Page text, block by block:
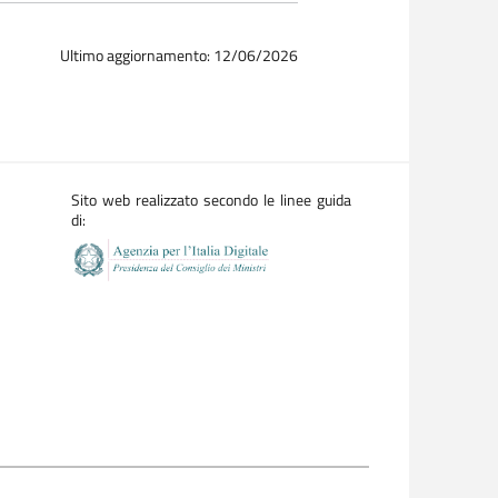
Ultimo aggiornamento: 12/06/2026
Sito web realizzato secondo le linee guida
di: